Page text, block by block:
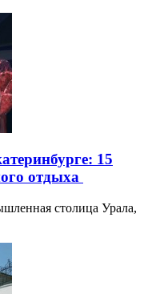
15
отдыха
столица Урала,